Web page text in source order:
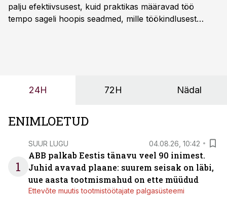
palju efektiivsusest, kuid praktikas määravad töö
tempo sageli hoopis seadmed, mille töökindlusest
24H 72H Nädal
ENIMLOETUD
1
SUUR LUGU 04.08.26, 10:42
ABB palkab Eestis tänavu veel 90 inimest.
Juhid avavad plaane: suurem seisak on läbi,
uue aasta tootmismahud on ette müüdud
Ettevõte muutis tootmistöötajate palgasüsteemi